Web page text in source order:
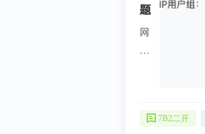
题
网
站
lv
7B2二开